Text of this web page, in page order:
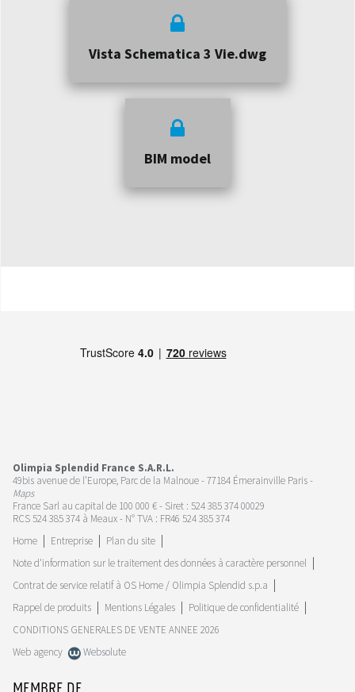
Vista Schematica 3 Vie.dwg
BIM model
Olimpia Splendid France S.A.R.L.
49bis avenue de l’Europe, Parc de la Malnoue - 77184 Émerainville Paris -
Maps
France Sarl au capital de 100 000 € - Siret : 524 385 374 00029
RCS 524 385 374 à Meaux - N° TVA : FR46 524 385 374
Home
Entreprise
Plan du site
Note d'information sur le traitement des données à caractère personnel
Contrat de service relatif à OS Home / Olimpia Splendid s.p.a
Rappel de produits
Mentions Légales
Politique de confidentialité
CONDITIONS GENERALES DE VENTE ANNEE 2026
Web agency
Websolute